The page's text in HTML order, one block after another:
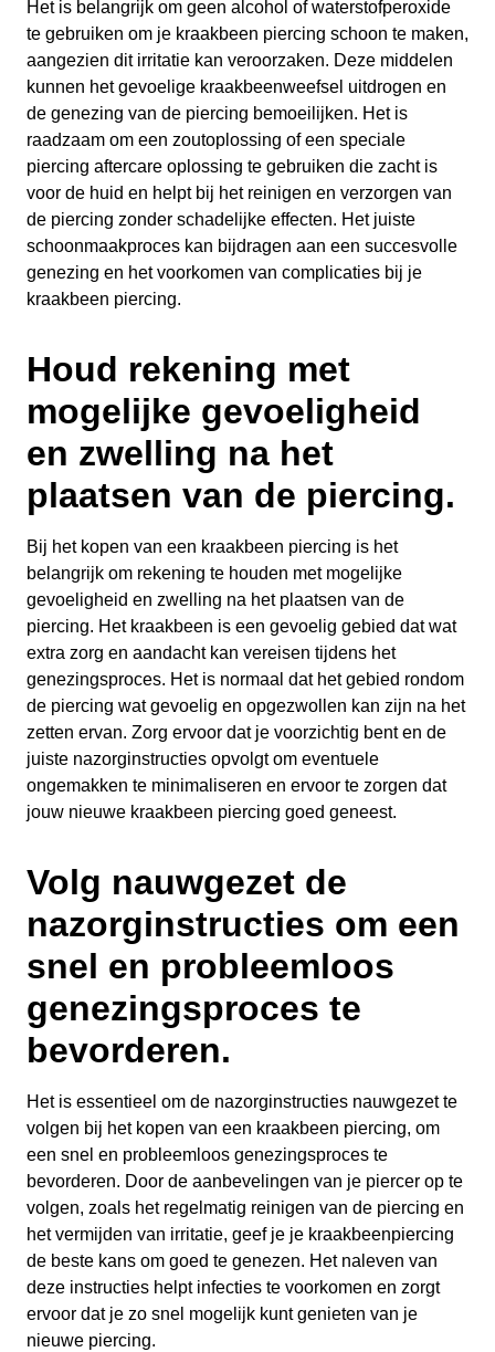
Het is belangrijk om geen alcohol of waterstofperoxide
te gebruiken om je kraakbeen piercing schoon te maken,
aangezien dit irritatie kan veroorzaken. Deze middelen
kunnen het gevoelige kraakbeenweefsel uitdrogen en
de genezing van de piercing bemoeilijken. Het is
raadzaam om een zoutoplossing of een speciale
piercing aftercare oplossing te gebruiken die zacht is
voor de huid en helpt bij het reinigen en verzorgen van
de piercing zonder schadelijke effecten. Het juiste
schoonmaakproces kan bijdragen aan een succesvolle
genezing en het voorkomen van complicaties bij je
kraakbeen piercing.
Houd rekening met
mogelijke gevoeligheid
en zwelling na het
plaatsen van de piercing.
Bij het kopen van een kraakbeen piercing is het
belangrijk om rekening te houden met mogelijke
gevoeligheid en zwelling na het plaatsen van de
piercing. Het kraakbeen is een gevoelig gebied dat wat
extra zorg en aandacht kan vereisen tijdens het
genezingsproces. Het is normaal dat het gebied rondom
de piercing wat gevoelig en opgezwollen kan zijn na het
zetten ervan. Zorg ervoor dat je voorzichtig bent en de
juiste nazorginstructies opvolgt om eventuele
ongemakken te minimaliseren en ervoor te zorgen dat
jouw nieuwe kraakbeen piercing goed geneest.
Volg nauwgezet de
nazorginstructies om een
snel en probleemloos
genezingsproces te
bevorderen.
Het is essentieel om de nazorginstructies nauwgezet te
volgen bij het kopen van een kraakbeen piercing, om
een snel en probleemloos genezingsproces te
bevorderen. Door de aanbevelingen van je piercer op te
volgen, zoals het regelmatig reinigen van de piercing en
het vermijden van irritatie, geef je je kraakbeenpiercing
de beste kans om goed te genezen. Het naleven van
deze instructies helpt infecties te voorkomen en zorgt
ervoor dat je zo snel mogelijk kunt genieten van je
nieuwe piercing.